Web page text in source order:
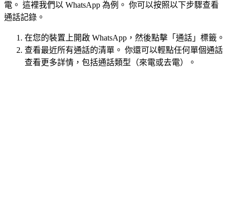
電。 這裡我們以 WhatsApp 為例。 你可以按照以下步驟查看
通話記錄。
在您的裝置上開啟 WhatsApp，然後點擊「通話」標籤。
查看最近所有通話的清單。 你還可以輕點任何單個通話
查看更多詳情，包括通話類型（來電或去電）。